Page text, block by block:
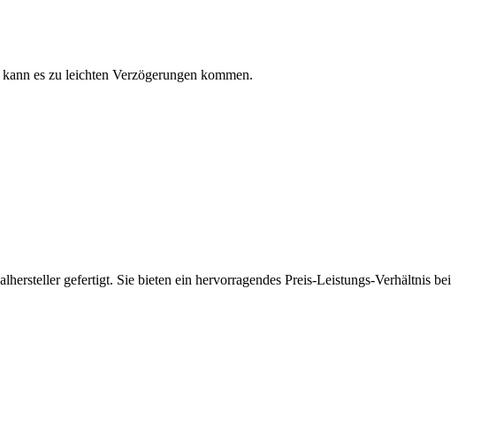
es zu leichten Verzögerungen kommen.
gefertigt. Sie bieten ein hervorragendes Preis-Leistungs-Verhältnis bei